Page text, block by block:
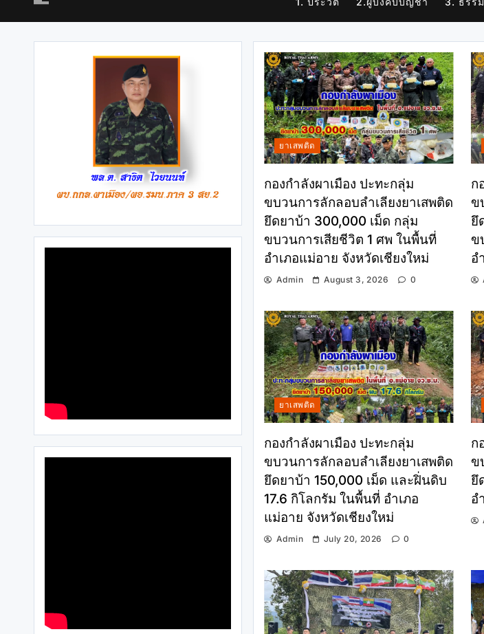
ยาเสพติด
กองกำลังผาเมือง ปะทะกลุ่ม
ขบวนการลักลอบลำเลียงยาเสพติด
ยึดยาบ้า 300,000 เม็ด กลุ่ม
ขบวนการเสียชีวิต 1 ศพ ในพื้นที่
อำเภอแม่อาย จังหวัดเชียงใหม่
Admin August 3, 2026 0
ก
ข
ยึ
ข
อ
ยาเสพติด
กองกำลังผาเมือง ปะทะกลุ่ม
ขบวนการลักลอบลำเลียงยาเสพติด
ยึดยาบ้า 150,000 เม็ด และฝิ่นดิบ
17.6 กิโลกรัม ในพื้นที่ อำเภอ
แม่อาย จังหวัดเชียงใหม่
Admin July 20, 2026 0
ก
ข
ยึ
อ